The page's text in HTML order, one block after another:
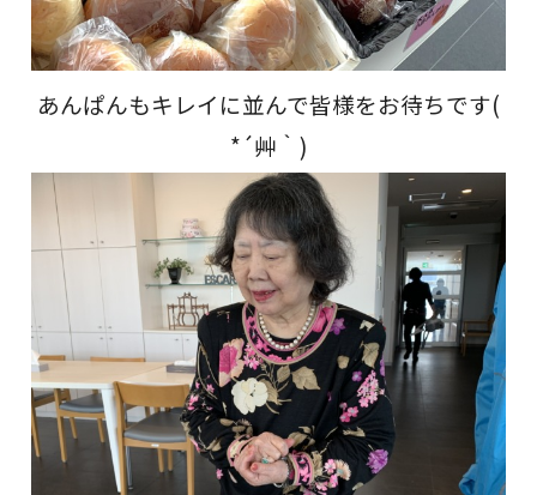
あんぱんもキレイに並んで皆様をお待ちです(
*´艸｀)